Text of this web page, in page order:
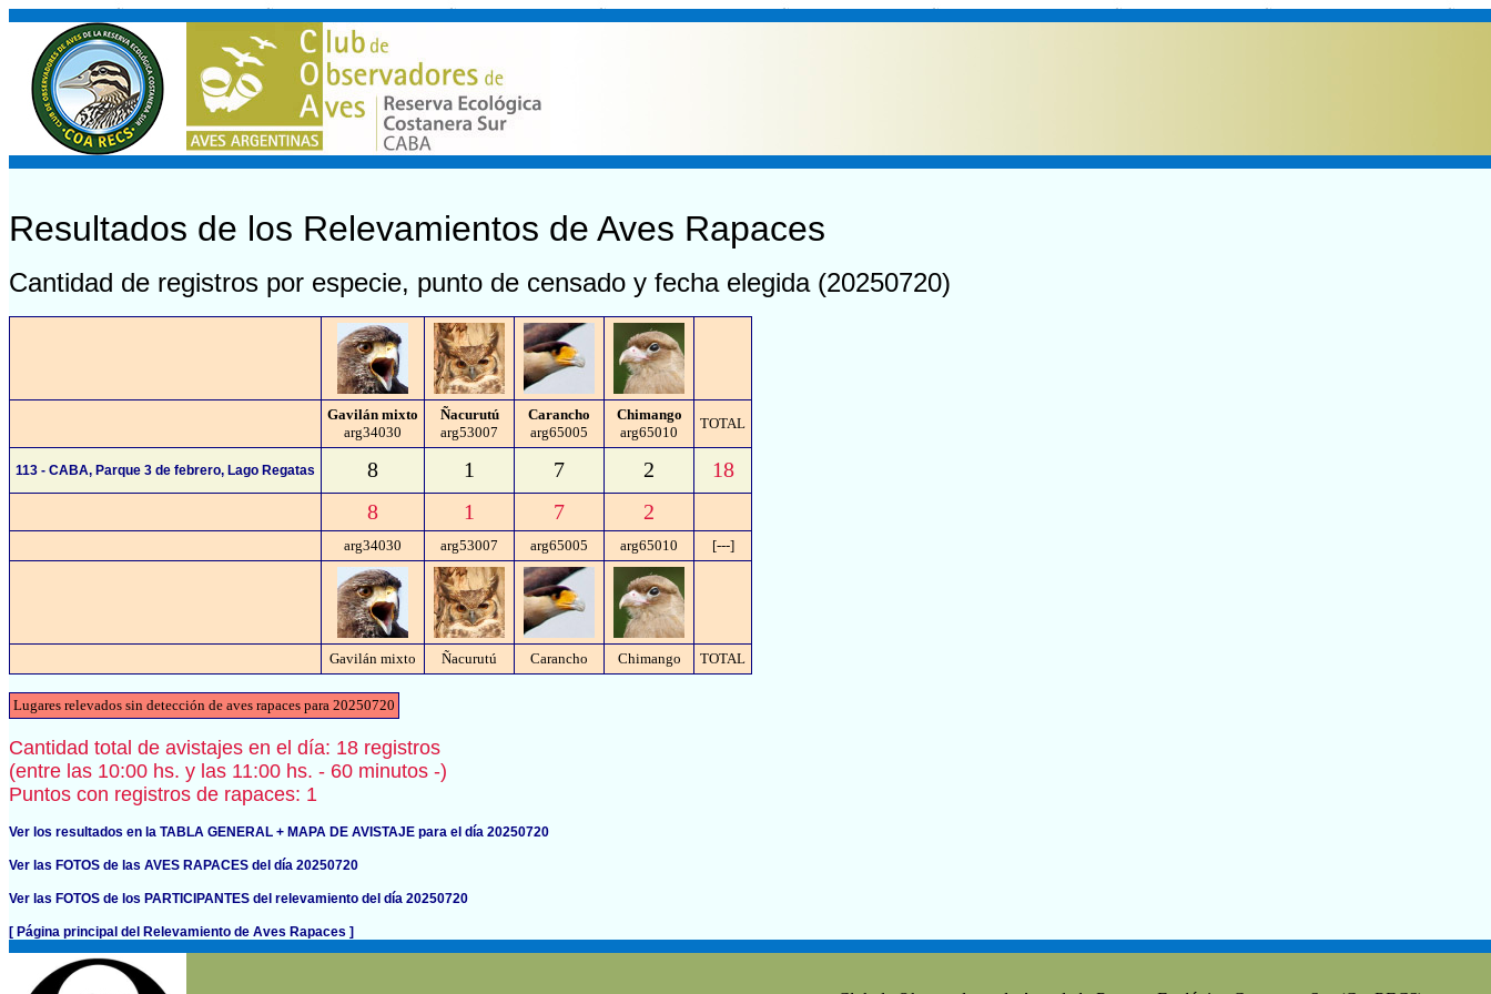
Resultados de los Relevamientos de Aves Rapaces
Cantidad de registros por especie, punto de censado y fecha elegida (20250720)
Gavilán mixto
arg34030
Ñacurutú
arg53007
Carancho
arg65005
Chimango
arg65010
TOTAL
113 - CABA, Parque 3 de febrero, Lago Regatas 8 1 7 2
18
8
1 7 2
arg34030 arg53007 arg65005 arg65010 [---]
Gavilán mixto Ñacurutú Carancho Chimango TOTAL
Lugares relevados sin detección de aves rapaces para 20250720
Cantidad total de avistajes en el día: 18 registros
(entre las 10:00 hs. y las 11:00 hs. - 60 minutos -)
Puntos con registros de rapaces: 1
Ver los resultados en la TABLA GENERAL + MAPA DE AVISTAJE para el día 20250720
Ver las FOTOS de las AVES RAPACES del día 20250720
Ver las FOTOS de los PARTICIPANTES del relevamiento del día 20250720
[ Página principal del Relevamiento de Aves Rapaces ]